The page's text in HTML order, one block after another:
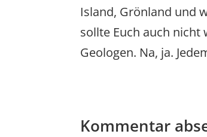
Island, Grönland und
sollte Euch auch
Geologen. Na, ja.
Kommentar